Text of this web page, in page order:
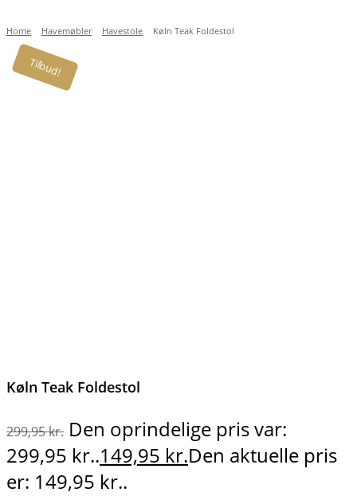
Home Havemøbler Havestole Køln Teak Foldestol
Tilbud!
Køln Teak Foldestol
299,95kr. Den oprindelige pris var:
299,95 kr..149,95 kr.Den aktuelle pris
er: 149,95 kr..